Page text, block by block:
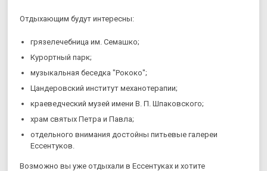
Отдыхающим будут интересны:
грязелечебница им. Семашко;
Курортный парк;
музыкальная беседка "Рококо";
Цандеровский институт механотерапии;
краеведческий музей имени В. П. Шпаковского;
храм святых Петра и Павла;
отдельного внимания достойны питьевые галереи
Ессентуков.
Возможно вы уже отдыхали в Ессентуках и хотите